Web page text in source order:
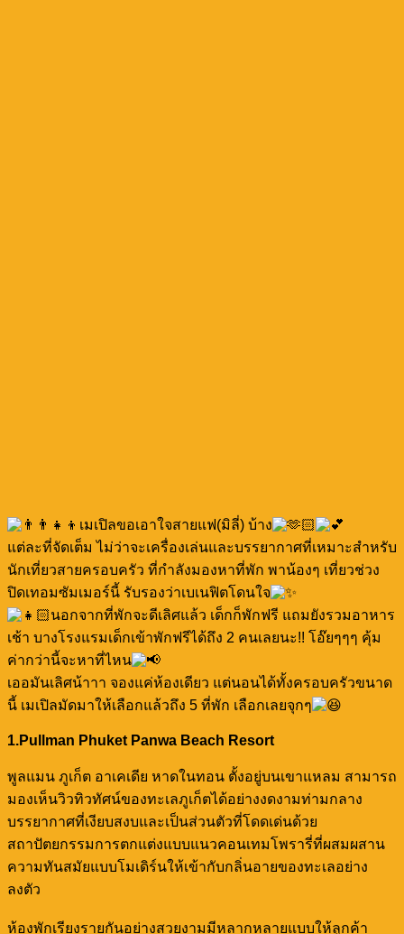
เมเปิลขอเอาใจสายแฟ(มิลี่) บ้าง
แต่ละที่จัดเต็ม ไม่ว่าจะเครื่องเล่นและบรรยากาศที่เหมาะสำหรับ
นักเที่ยวสายครอบครัว ที่กำลังมองหาที่พัก พาน้องๆ เที่ยวช่วง
ปิดเทอมซัมเมอร์นี้ รับรองว่าเบเนฟิตโดนใจ
นอกจากที่พักจะดีเลิศแล้ว เด็กก็พักฟรี แถมยังรวมอาหาร
เช้า บางโรงแรมเด็กเข้าพักฟรีได้ถึง 2 คนเลยนะ!! โอ๊ยๆๆๆ คุ้ม
ค่ากว่านี้จะหาที่ไหน
เออมันเลิศน้าาา จองแค่ห้องเดียว แต่นอนได้ทั้งครอบครัวขนาด
นี้ เมเปิลมัดมาให้เลือกแล้วถึง 5 ที่พัก เลือกเลยจุกๆ
1.Pullman Phuket Panwa Beach Resort
พูลแมน ภูเก็ต อาเคเดีย หาดในทอน ตั้งอยู่บนเขาแหลม สามารถ
มองเห็นวิวทิวทัศน์ของทะเลภูเก็ตได้อย่างงดงามท่ามกลาง
บรรยากาศที่เงียบสงบและเป็นส่วนตัวที่โดดเด่นด้วย
สถาปัตยกรรมการตกแต่งแบบแนวคอนเทมโพรารี่ที่ผสมผสาน
ความทันสมัยแบบโมเดิร์นให้เข้ากับกลิ่นอายของทะเลอย่าง
ลงตัว
ห้องพักเรียงรายกันอย่างสวยงามมีหลากหลายแบบให้ลูกค้า